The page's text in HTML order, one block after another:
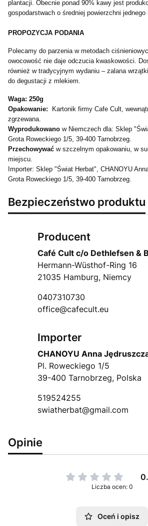
plantacji. Obecnie ponad 90% kawy jest
gospodarstwach o średniej powierzchni jednego
PROPOZYCJA PODANIA
Polecamy do parzenia w metodach
owocowość nie daje odczucia kwaskowości.
również w tradycyjnym wydaniu – zalana
do degustacji z mlekiem.
Waga: 250g
Opakowanie: Kartonik firmy Cafe Cult,
zgrzewana.
Wyprodukowano w Niemczech dla: Sklep
Grota Roweckiego 1/5, 39-400 Tarnobrzeg.
Przechowywać w szczelnym opakowaniu, w
miejscu.
Importer: Sklep "Świat Herbat", CHANOYU
Grota Roweckiego 1/5, 39-400 Tarnobrzeg.
Bezpieczeństwo produktu
Producent
Café Cult c/o Dethlefsen &
Hermann-Wüsthof-Ring 16
21035 Hamburg, Niemcy
0407310730
office@cafecult.eu
Importer
CHANOYU Anna
Pl. Roweckiego 1/5
39-400 Tarnobrzeg, Polska
519524255
swiatherbat@gmail.com
Opinie
Liczba ocen: 0
Oceń i opisz